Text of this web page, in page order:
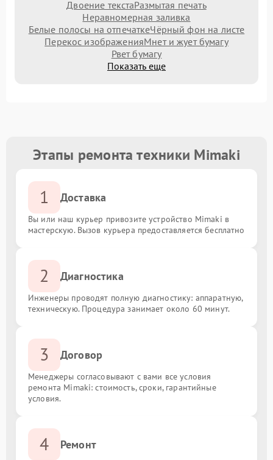
Двоение текстаРазмытая печать
Неравномерная заливка
Белые полосы на отпечаткеЧёрный фон на листе
Перекос изображенияМнет и жует бумагу
Рвет бумагу
Показать еще
Этапы ремонта техники Mimaki
1 Доставка
Вы или наш курьер привозите устройство Mimaki в
мастерскую. Вызов курьера предоставляется бесплатно
2 Диагностика
Инженеры проводят полную диагностику: аппаратную,
техническую. Процедура занимает около 60 минут.
3 Договор
Менеджеры согласовывают с вами все условия
ремонта Mimaki: стоимость, сроки, гарантийные
условия.
4 Ремонт